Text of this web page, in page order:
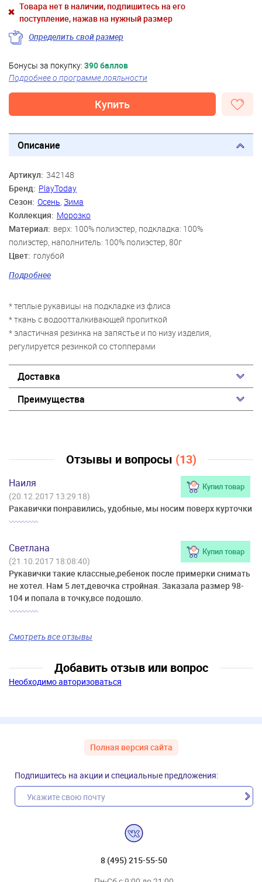
Товара нет в наличии, подпишитесь на его
поступление, нажав на нужный размер
Определить свой размер
Бонусы за покупку: 390 баллов
Подробнее о программе лояльности
Купить
Описание
Артикул: 342148
Бренд: PlayToday
Сезон: Осень, Зима
Коллекция: Морозко
Материал: верх: 100% полиэстер, подкладка: 100%
полиэстер, наполнитель: 100% полиэстер, 80г
Цвет: голубой
Скидка:
Пол: Девочки
Подробнее
* теплые рукавицы на подкладке из флиса
* ткань с водоотталкивающей пропиткой
* эластичная резинка на запястье и по низу изделия,
регулируется резинкой со стопперами
Доставка
Преимущества
Отзывы и вопросы (13)
Наиля Купил товар
(20.12.2017 13:29:18)
Ракавички понравились, удобные, мы носим поверх курточки
Светлана Купил товар
(21.10.2017 18:08:40)
Рукавички такие классные,ребенок после примерки снимать
не хотел. Нам 5 лет,девочка стройная. Заказала размер 98-
104 и попала в точку,все подошло.
Смотреть все отзывы
Добавить отзыв или вопрос
Необходимо авторизоваться
Полная версия сайта
Подпишитесь на акции и специальные предложения:
8 (495) 215-55-50